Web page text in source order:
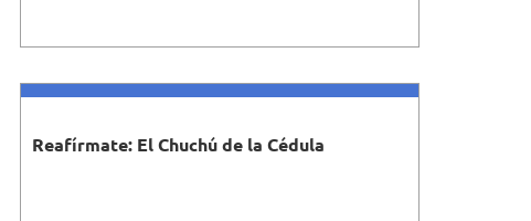
Reafírmate: El Chuchú de la Cédula